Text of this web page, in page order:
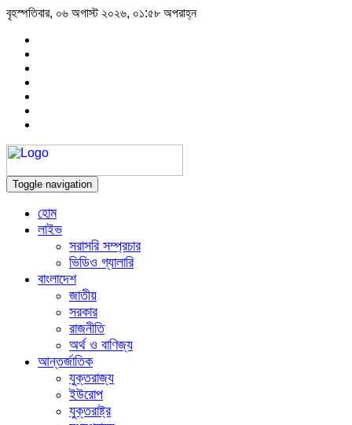
বৃহস্পতিবার, ০৬ অগাস্ট ২০২৬, ০১:৫৮ অপরাহ্ন
Toggle navigation
হোম
লাইভ
সরাসরি সম্প্রচার
ভিডিও গ্যালারি
বাংলাদেশ
জাতীয়
সরকার
রাজনীতি
অর্থ ও বাণিজ্য
আন্তর্জাতিক
যুক্তরাজ্য
ইউরোপ
যুক্তরাষ্ট্র